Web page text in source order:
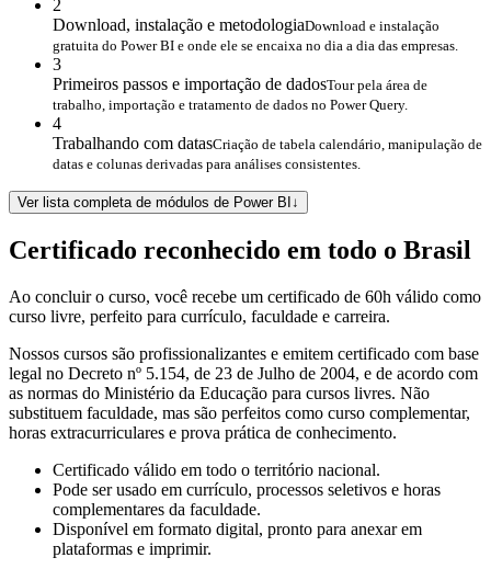
2
Download, instalação e metodologiaDownload e instalação
gratuita do Power BI e onde ele se encaixa no dia a dia das empresas.
3
Primeiros passos e importação de dadosTour pela área de
trabalho, importação e tratamento de dados no Power Query.
4
Trabalhando com datasCriação de tabela calendário, manipulação de
datas e colunas derivadas para análises consistentes.
Ver lista completa de módulos de Power BI ↓
Certificado reconhecido em todo o Brasil
Ao concluir o curso, você recebe um certificado de 60h válido como
curso livre, perfeito para currículo, faculdade e carreira.
Nossos cursos são profissionalizantes e emitem certificado com base
legal no Decreto nº 5.154, de 23 de Julho de 2004, e de acordo com
as normas do Ministério da Educação para cursos livres. Não
substituem faculdade, mas são perfeitos como curso complementar,
horas extracurriculares e prova prática de conhecimento.
Certificado válido em todo o território nacional.
Pode ser usado em currículo, processos seletivos e horas
complementares da faculdade.
Disponível em formato digital, pronto para anexar em
plataformas e imprimir.